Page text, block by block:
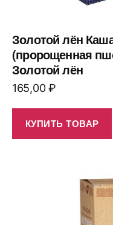
Золотой лён
(пророщенная
Золотой лён
165,00₽
КУПИТЬ ТОВАР